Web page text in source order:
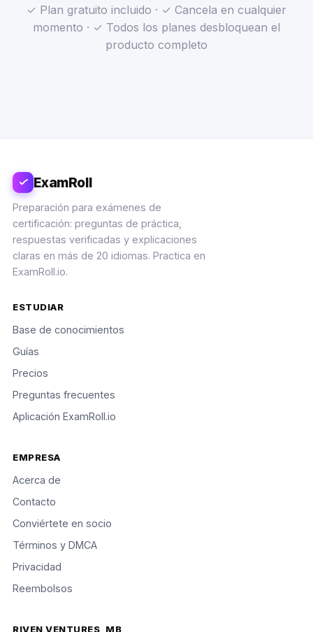
✓ Plan gratuito incluido · ✓ Cancela en cualquier
momento · ✓ Todos los planes desbloquean el
producto completo
ExamRoll
Preparación para exámenes de
certificación: preguntas de práctica,
respuestas verificadas y explicaciones
claras en más de 20 idiomas. Practica en
ExamRoll.io.
ESTUDIAR
Base de conocimientos
Guías
Precios
Preguntas frecuentes
Aplicación ExamRoll.io
EMPRESA
Acerca de
Contacto
Conviértete en socio
Términos y DMCA
Privacidad
Reembolsos
RIVEN VENTURES, MB